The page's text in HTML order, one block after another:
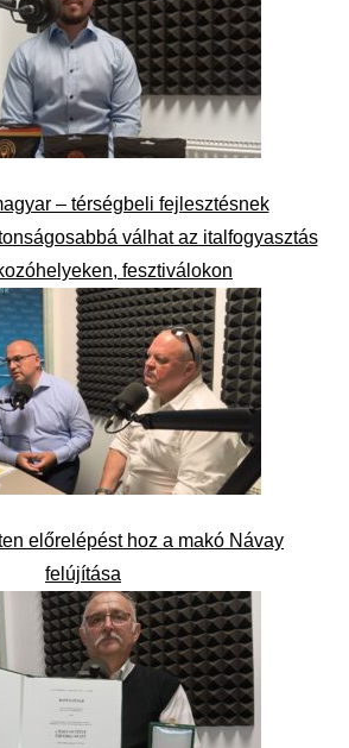
– térségbeli fejlesztésnek
válhat az italfogyasztás
fesztiválokon
előrelépést hoz a makó Návay
felújítása